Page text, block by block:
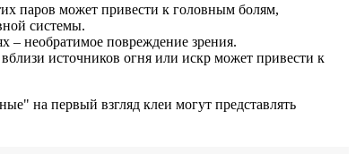
паров может привести к головным болям,
системы.
– необратимое повреждение зрения.
источников огня или искр может привести к
на первый взгляд клеи могут представлять